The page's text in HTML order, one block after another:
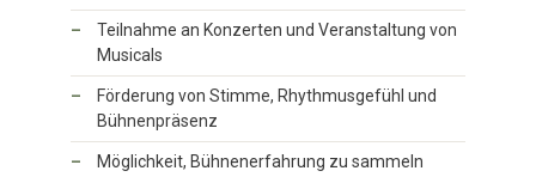
Teilnahme an Konzerten und Veranstaltung von
Musicals
Förderung von Stimme, Rhythmusgefühl und
Bühnenpräsenz
Möglichkeit, Bühnenerfahrung zu sammeln